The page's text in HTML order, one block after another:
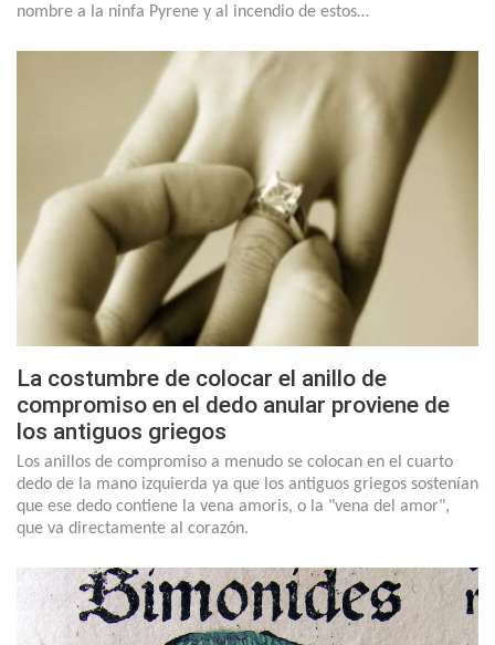
nombre a la ninfa Pyrene y al incendio de estos…
La costumbre de colocar el anillo de
compromiso en el dedo anular proviene de
los antiguos griegos
Los anillos de compromiso a menudo se colocan en el cuarto
dedo de la mano izquierda ya que los antiguos griegos sostenían
que ese dedo contiene la vena amoris, o la "vena del amor",
que va directamente al corazón.